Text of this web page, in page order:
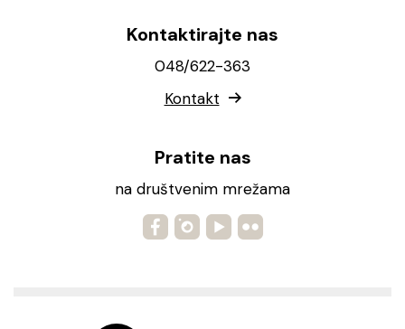
Kontaktirajte nas
048/622-363
Kontakt
Pratite nas
na društvenim mrežama